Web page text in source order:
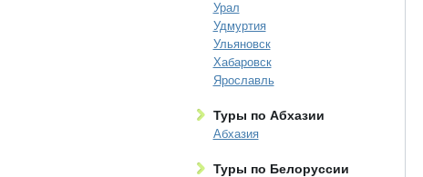
Урал
Удмуртия
Ульяновск
Хабаровск
Ярославль
Туры по Абхазии
Абхазия
Туры по Белоруссии